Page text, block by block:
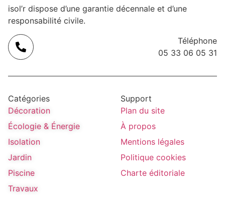
isol’r dispose d’une garantie décennale et d’une
responsabilité civile.
Téléphone
05 33 06 05 31
Catégories
Décoration
Écologie & Énergie
Isolation
Jardin
Piscine
Travaux
Support
Plan du site
À propos
Mentions légales
Politique cookies
Charte éditoriale